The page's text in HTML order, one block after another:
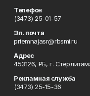
Телефон
(3473) 25-01-57
Эл. почта
priemnajasr@rbsmi.ru
Адрес
453126, РБ, г.
Рекламная служба
(3473) 25-15-36